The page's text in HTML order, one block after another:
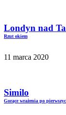
Londyn nad
Rzut okiem
11 marca 2020
Similo
Gorące wrażenia po